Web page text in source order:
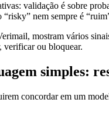
validação é sobre
nem sempre é
mostram vários
verificar ou bloquear.
simples:
concordar em um